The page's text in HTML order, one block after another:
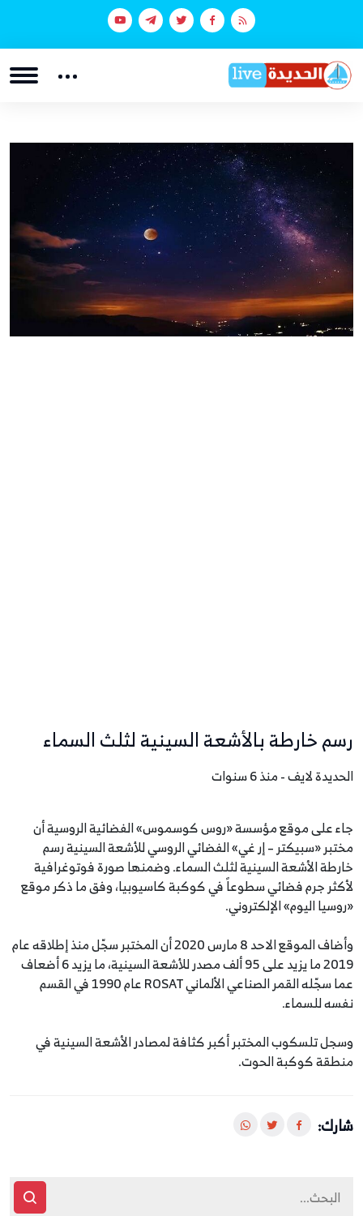
رسم خارطة بالأشعة السينية لثلث السماء
الحديدة لايف - منذ 6 سنوات
جاء على موقع مؤسسة «روس كوسموس» الفضائية الروسية أن
مختبر «سبيكتر – إر غي» الفضائي الروسي للأشعة السينية رسم
خارطة الأشعة السينية لثلث السماء. وضمنها صورة فوتوغرافية
لأكثر جرم فضائي سطوعاً في كوكبة كاسيوبيا، وفق ما ذكر موقع
«روسيا اليوم» الإلكتروني.
وأضاف الموقع الاحد 8 مارس 2020 أن المختبر سجّل منذ إطلاقه عام
2019 ما يزيد على 95 ألف مصدر للأشعة السينية، ما يزيد 6 أضعاف
عما سجّله القمر الصناعي الألماني ROSAT عام 1990 في القسم
نفسه للسماء.
وسجل تلسكوب المختبر أكبر كثافة لمصادر الأشعة السينية في
منطقة كوكبة الحوت.
شارك: